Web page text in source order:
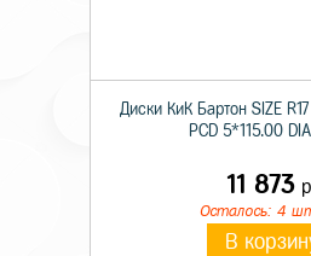
Диски КиК Бартон SIZE
PCD 5*115.00
11 873
Осталось: 4
В